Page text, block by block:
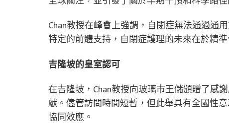
Chan教授在峰會上強調，自閉症無法通過通
特定的前體支持，自閉症護理的未來在於精
吉隆坡的皇室認可
在吉隆坡，Chan教授向玻璃市王儲頒贈了感
獻。儘管訪問時間短暫，但此舉具有全國性
協同效應。